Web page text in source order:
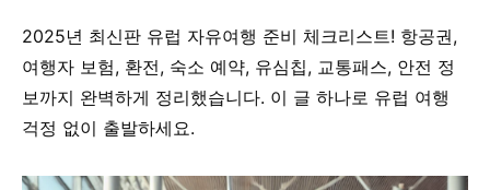
2025년 최신판 유럽 자유여행 준비 체크리스트! 항공권,
여행자 보험, 환전, 숙소 예약, 유심칩, 교통패스, 안전 정
보까지 완벽하게 정리했습니다. 이 글 하나로 유럽 여행
걱정 없이 출발하세요.